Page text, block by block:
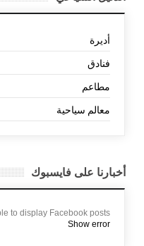
أديرة
فنادق
مطاعم
معالم سياحية
أخبارنا على فايسبوك
to display Facebook posts.
Show error